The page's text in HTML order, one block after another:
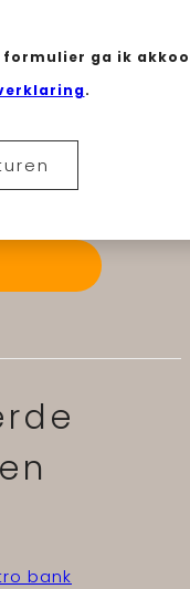
formulier ga ik
.